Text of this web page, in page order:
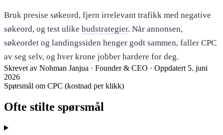
Bruk presise søkeord, fjern irrelevant trafikk med negative
søkeord, og test ulike budstrategier. Når annonsen,
søkeordet og landingssiden henger godt sammen, faller CPC
av seg selv, og hver krone jobber hardere for deg.
Skrevet av Nohman Janjua · Founder & CEO · Oppdatert 5. juni
2026
Spørsmål om CPC (kostnad per klikk)
Ofte stilte spørsmål